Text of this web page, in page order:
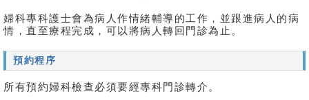
婦科專科護士會為病人作情緒輔導的工作，並跟進病人的病
情，直至療程完成，可以將病人轉回門診為止。
預約程序
所有預約婦科檢查必須要經專科門診轉介。